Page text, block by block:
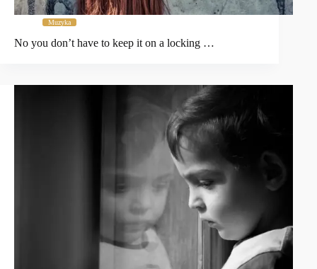
Muzyka
No you don’t have to keep it on a locking …